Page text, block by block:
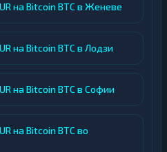
на Bitcoin BTC в Женеве
на Bitcoin BTC в Лодзи
на Bitcoin BTC в Софии
на Bitcoin BTC во